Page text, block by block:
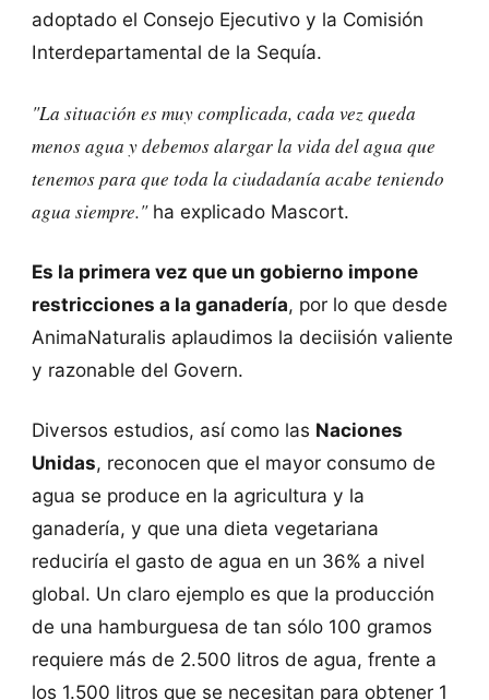
adoptado el Consejo Ejecutivo y la Comisión
Interdepartamental de la Sequía.
"La situación es muy complicada, cada vez queda
menos agua y debemos alargar la vida del agua que
tenemos para que toda la ciudadanía acabe teniendo
agua siempre."ha explicado Mascort.
Es la primera vez que un gobierno impone
restricciones a la ganadería, por lo que desde
AnimaNaturalis aplaudimos la deciisión valiente
y razonable del Govern.
Diversos estudios, así como las Naciones
Unidas, reconocen que el mayor consumo de
agua se produce en la agricultura y la
ganadería, y que una dieta vegetariana
reduciría el gasto de agua en un 36% a nivel
global. Un claro ejemplo es que la producción
de una hamburguesa de tan sólo 100 gramos
requiere más de 2.500 litros de agua, frente a
los 1.500 litros que se necesitan para obtener 1